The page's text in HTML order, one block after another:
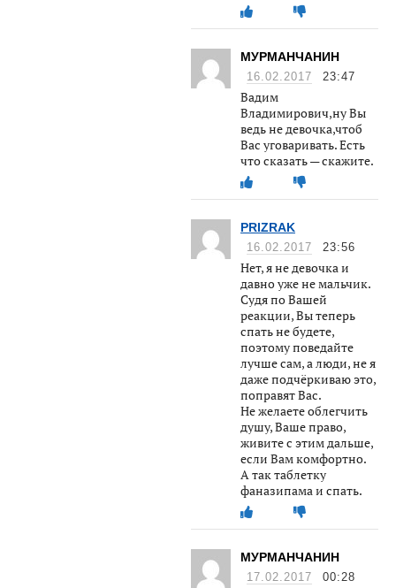
МУРМАНЧАНИН
16.02.2017 23:47
Вадим
Владимирович,ну Вы
ведь не девочка,чтоб
Вас уговаривать. Есть
что сказать — скажите.
PRIZRAK
16.02.2017 23:56
Нет, я не девочка и
давно уже не мальчик.
Судя по Вашей
реакции, Вы теперь
спать не будете,
поэтому поведайте
лучше сам, а люди, не я
даже подчёркиваю это,
поправят Вас.
Не желаете облегчить
душу, Ваше право,
живите с этим дальше,
если Вам комфортно.
А так таблетку
фаназипама и спать.
МУРМАНЧАНИН
17.02.2017 00:28